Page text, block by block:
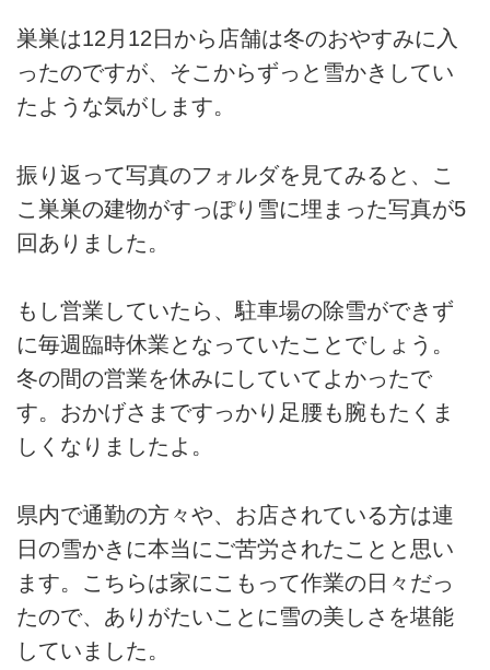
巣巣は12月12日から店舗は冬のおやすみに入
ったのですが、そこからずっと雪かきしてい
たような気がします。
振り返って写真のフォルダを見てみると、こ
こ巣巣の建物がすっぽり雪に埋まった写真が5
回ありました。
もし営業していたら、駐車場の除雪ができず
に毎週臨時休業となっていたことでしょう。
冬の間の営業を休みにしていてよかったで
す。おかげさまですっかり足腰も腕もたくま
しくなりましたよ。
県内で通勤の方々や、お店されている方は連
日の雪かきに本当にご苦労されたことと思い
ます。こちらは家にこもって作業の日々だっ
たので、ありがたいことに雪の美しさを堪能
していました。